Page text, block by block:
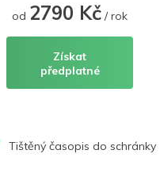
od 2790 Kč / rok
Získat
předplatné
Tištěný časopis do schránky